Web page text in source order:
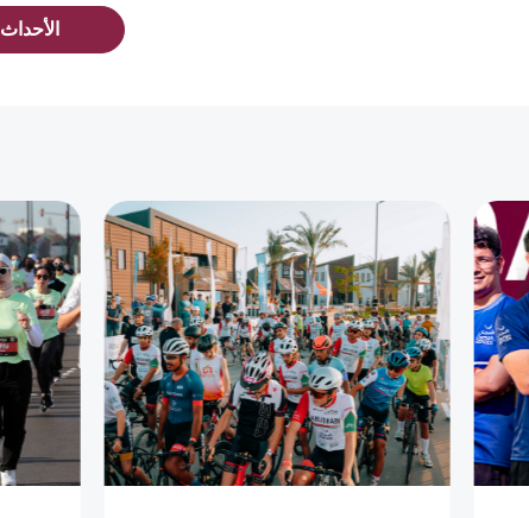
الأحداث